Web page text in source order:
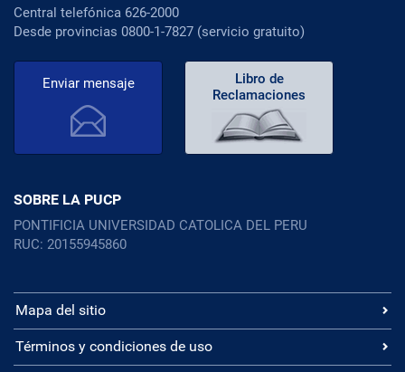
Central telefónica 626-2000
Desde provincias 0800-1-7827 (servicio gratuito)
Enviar mensaje
Libro de
Reclamaciones
SOBRE LA PUCP
PONTIFICIA UNIVERSIDAD CATOLICA DEL PERU
RUC: 20155945860
Mapa del sitio
Términos y condiciones de uso